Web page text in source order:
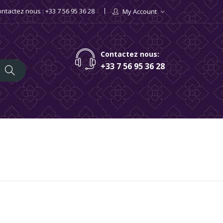
×
×
×
My Account
nous : +33 7 56 95 36 28
Contactez nous:
+33 7 56 95 36 28